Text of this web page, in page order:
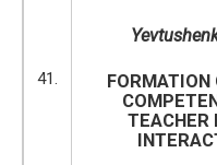
41.
FORMATION
TEACHER